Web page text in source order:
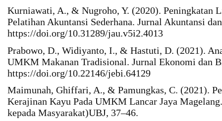
Kurniawati, A., & Nugroho, Y. (2020). Peningkatan
Pelatihan Akuntansi Sederhana. Jurnal Akuntansi
https://doi.org/10.31289/jau.v5i2.4013
Prabowo, D., Widiyanto, I., & Hastuti, D. (2021).
UMKM Makanan Tradisional. Jurnal Ekonomi dan
https://doi.org/10.22146/jebi.64129
Maimunah, Ghiffari, A., & Pamungkas, C. (2021).
Kerajinan Kayu Pada UMKM Lancar Jaya
kepada Masyarakat)UBJ, 37–46.